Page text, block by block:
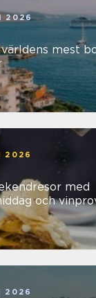
2026
mest
2026
med
och
2026